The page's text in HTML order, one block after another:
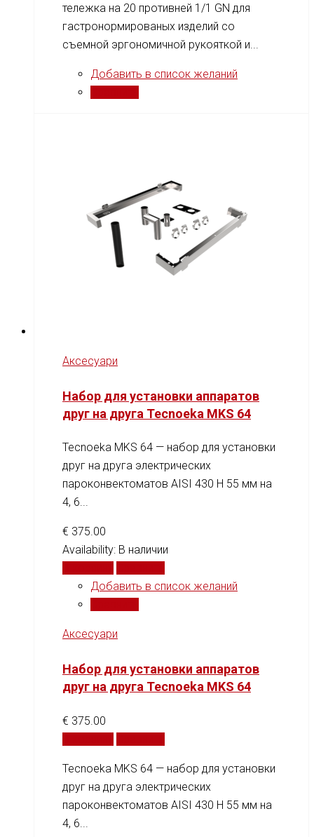
тележка на 20 противней 1/1 GN для
гастронормированых изделий со
съемной эргономичной рукояткой и...
Добавить в список желаний
Аксесуари
Набор для установки аппаратов
друг на друга Tecnoeka MKS 64
Tecnoeka MKS 64 — набор для установки
друг на друга электрических
пароконвектоматов AISI 430 H 55 мм на
4, 6...
€ 375.00
Availability: В наличии
Добавить в список желаний
Аксесуари
Набор для установки аппаратов
друг на друга Tecnoeka MKS 64
€ 375.00
Tecnoeka MKS 64 — набор для установки
друг на друга электрических
пароконвектоматов AISI 430 H 55 мм на
4, 6...